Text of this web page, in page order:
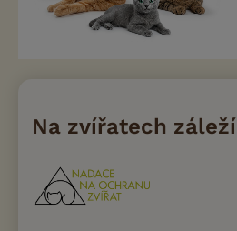
Na zvířatech záleží